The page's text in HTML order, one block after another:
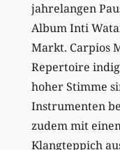
jahrelangen
Album Inti
Markt. Carpios
Repertoire
hoher Stimme
Instrumenten
zudem mit
Klangteppich